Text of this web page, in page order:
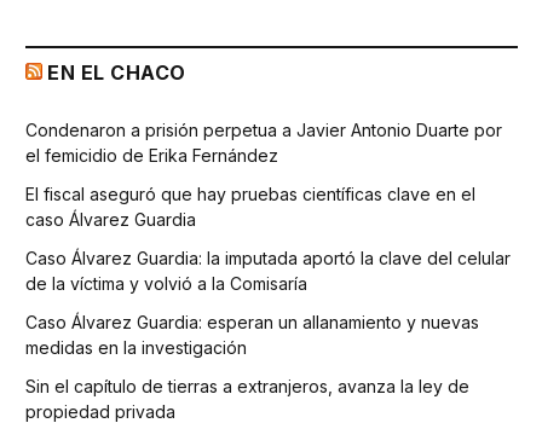
EN EL CHACO
Condenaron a prisión perpetua a Javier Antonio Duarte por
el femicidio de Erika Fernández
El fiscal aseguró que hay pruebas científicas clave en el
caso Álvarez Guardia
Caso Álvarez Guardia: la imputada aportó la clave del celular
de la víctima y volvió a la Comisaría
Caso Álvarez Guardia: esperan un allanamiento y nuevas
medidas en la investigación
Sin el capítulo de tierras a extranjeros, avanza la ley de
propiedad privada